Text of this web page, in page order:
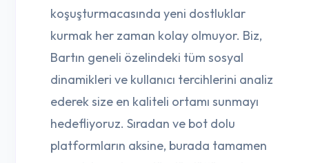
koşuşturmacasında yeni dostluklar
kurmak her zaman kolay olmuyor. Biz,
Bartın geneli özelindeki tüm sosyal
dinamikleri ve kullanıcı tercihlerini analiz
ederek size en kaliteli ortamı sunmayı
hedefliyoruz. Sıradan ve bot dolu
platformların aksine, burada tamamen